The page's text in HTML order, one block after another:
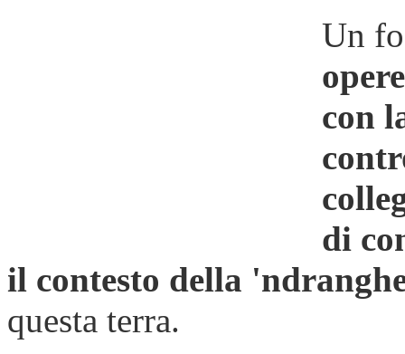
Un
con
di
il contesto della
questa terra.